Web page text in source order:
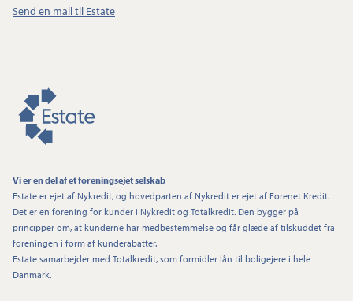
Send en mail til Estate
Vi er en del af et foreningsejet selskab
Estate er ejet af Nykredit, og hovedparten af Nykredit er ejet af Forenet Kredit.
Det er en forening for kunder i Nykredit og Totalkredit. Den bygger på
principper om, at kunderne har medbestemmelse og får glæde af tilskuddet fra
foreningen i form af kunderabatter.
Estate samarbejder med Totalkredit, som formidler lån til boligejere i hele
Danmark.